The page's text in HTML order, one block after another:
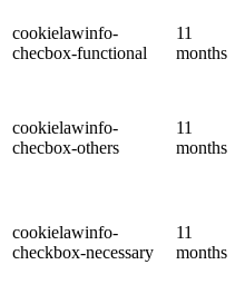
cookielawinfo-
checbox-functional
11
months
cookielawinfo-
checbox-others
11
months
cookielawinfo-
checkbox-necessary
11
months